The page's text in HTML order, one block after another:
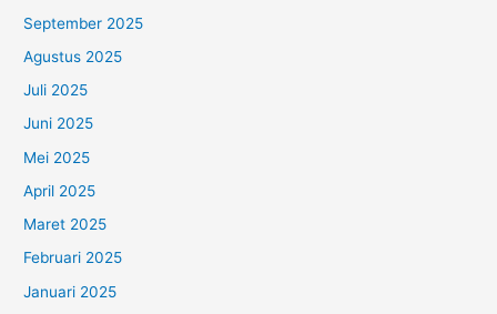
September 2025
Agustus 2025
Juli 2025
Juni 2025
Mei 2025
April 2025
Maret 2025
Februari 2025
Januari 2025